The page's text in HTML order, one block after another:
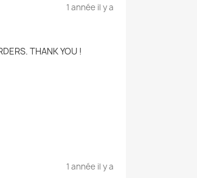
1 année il y a
THANK YOU !
1 année il y a